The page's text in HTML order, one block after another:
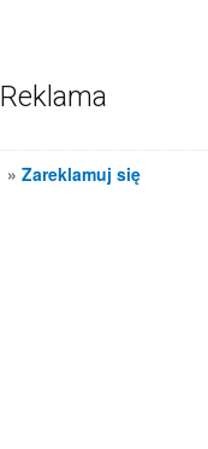
Reklama
»Zareklamuj się